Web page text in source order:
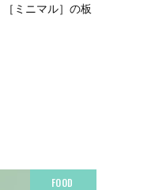
ミニマル］の板
FOOD